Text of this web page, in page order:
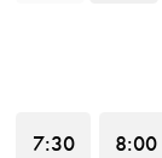
7:30 8:00